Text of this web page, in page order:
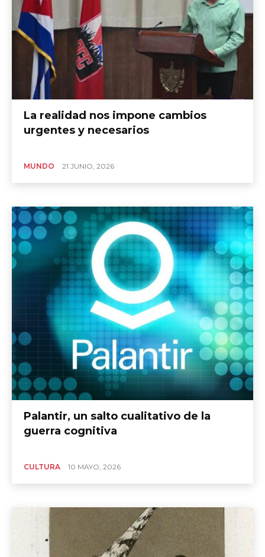
La realidad nos impone cambios
urgentes y necesarios
MUNDO 21 JUNIO, 2026
Palantir, un salto cualitativo de la
guerra cognitiva
CULTURA 10 MAYO, 2026